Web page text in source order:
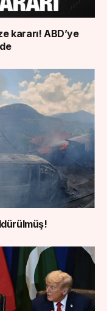
kararı! ABD’ye